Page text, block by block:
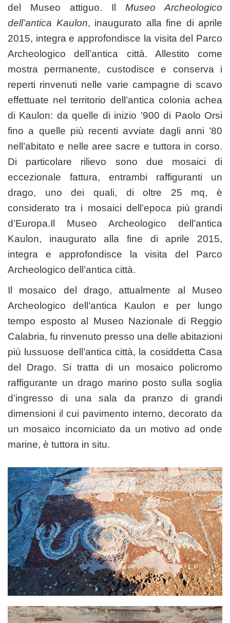
del Museo attiguo. Il Museo Archeologico
dell’antica Kaulon, inaugurato alla fine di aprile
2015, integra e approfondisce la visita del Parco
Archeologico dell’antica città. Allestito come
mostra permanente, custodisce e conserva i
reperti rinvenuti nelle varie campagne di scavo
effettuate nel territorio dell’antica colonia achea
di Kaulon: da quelle di inizio ’900 di Paolo Orsi
fino a quelle più recenti avviate dagli anni ’80
nell’abitato e nelle aree sacre e tuttora in corso.
Di particolare rilievo sono due mosaici di
eccezionale fattura, entrambi raffiguranti un
drago, uno dei quali, di oltre 25 mq, è
considerato tra i mosaici dell’epoca più grandi
d’Europa.Il Museo Archeologico dell’antica
Kaulon, inaugurato alla fine di aprile 2015,
integra e approfondisce la visita del Parco
Archeologico dell’antica città.
Il mosaico del drago, attualmente al Museo
Archeologico dell’antica Kaulon e per lungo
tempo esposto al Museo Nazionale di Reggio
Calabria, fu rinvenuto presso una delle abitazioni
più lussuose dell’antica città, la cosiddetta Casa
del Drago. Si tratta di un mosaico policromo
raffigurante un drago marino posto sulla soglia
d’ingresso di una sala da pranzo di grandi
dimensioni il cui pavimento interno, decorato da
un mosaico incorniciato da un motivo ad onde
marine, è tuttora in situ.